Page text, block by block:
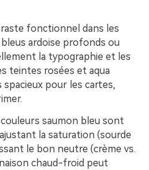
fonctionnel dans les
ardoise profonds ou
la typographie et les
teintes rosées et aqua
pour les cartes,
saumon bleu sont
la saturation (sourde
le bon neutre (crème vs.
chaud-froid peut